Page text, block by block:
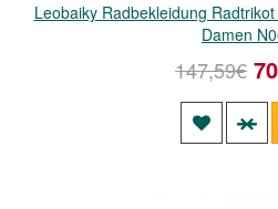
Leobaiky Radbekleidung
Damen
147,59€